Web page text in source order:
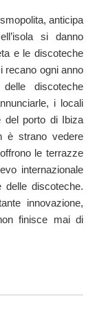
anticipa
si danno
e le discoteche
recano ogni anno
discoteche
i locali
del porto di Ibiza
è strano vedere
le terrazze
internazionale
discoteche.
innovazione,
finisce mai di